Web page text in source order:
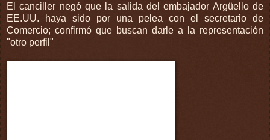
El canciller negó que la salida del embajador Argüello de
EE.UU. haya sido por una pelea con el secretario de
Comercio; confirmó que buscan darle a la representación
"otro perfil"